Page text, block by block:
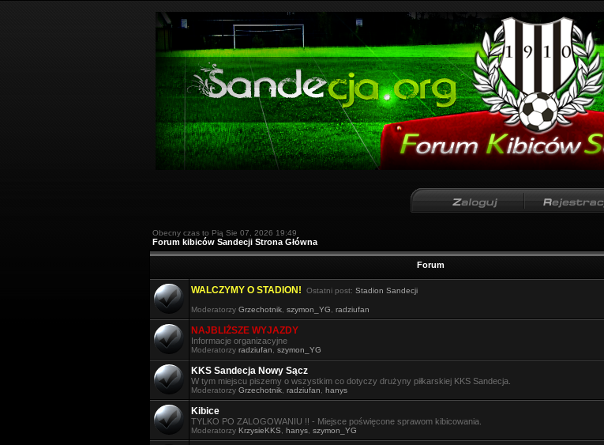
Obecny czas to Pią Sie 07, 2026 19:49
Forum kibiców Sandecji Strona Główna
Forum
WALCZYMY O STADION! Ostatni post: Stadion Sandecji
Moderatorzy Grzechotnik szymon_YG radziufan
NAJBLIŻSZE WYJAZDY
Informacje organizacyjne
Moderatorzy radziufan szymon_YG
KKS Sandecja Nowy Sącz
W tym miejscu piszemy o wszystkim co dotyczy drużyny piłkarskiej KKS Sandecja.
Moderatorzy Grzechotnik radziufan hanys
Kibice
TYLKO PO ZALOGOWANIU !! - Miejsce poświęcone sprawom kibicowania.
Moderatorzy KrzysieKKS hanys szymon_YG